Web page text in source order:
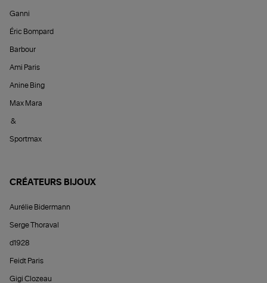
Ganni
Éric Bompard
Barbour
Ami Paris
Anine Bing
Max Mara
&
Sportmax
CRÉATEURS BIJOUX
Aurélie Bidermann
Serge Thoraval
d1928
Feidt Paris
Gigi Clozeau